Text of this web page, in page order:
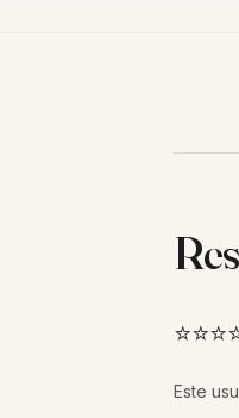
Este